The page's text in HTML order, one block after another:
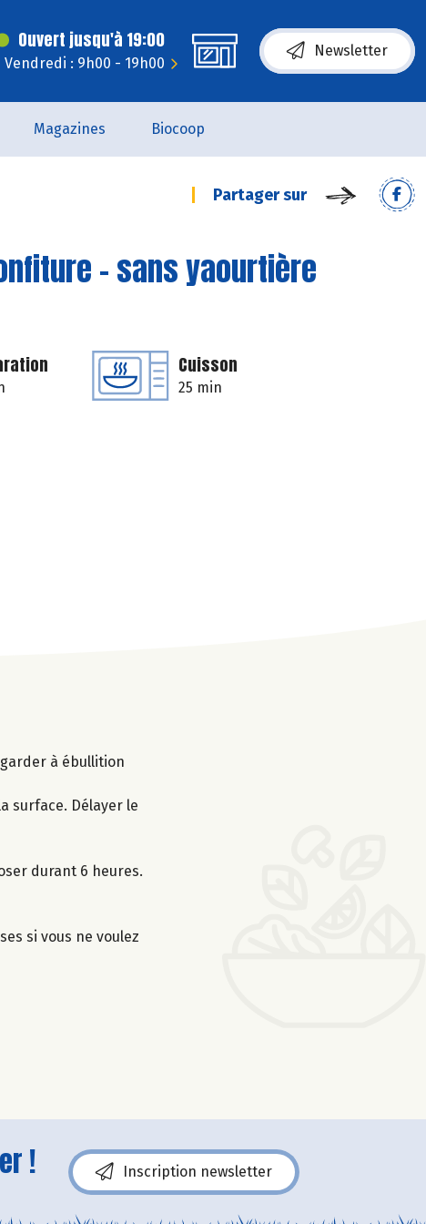
Ouvert jusqu'à 19:00
Vendredi : 9h00 - 19h00
Newsletter
Magazines Biocoop
Partager sur
- sans yaourtière
Cuisson
25 min
à ébullition
surface. Délayer le
durant 6 heures.
si vous ne voulez
! Inscription newsletter